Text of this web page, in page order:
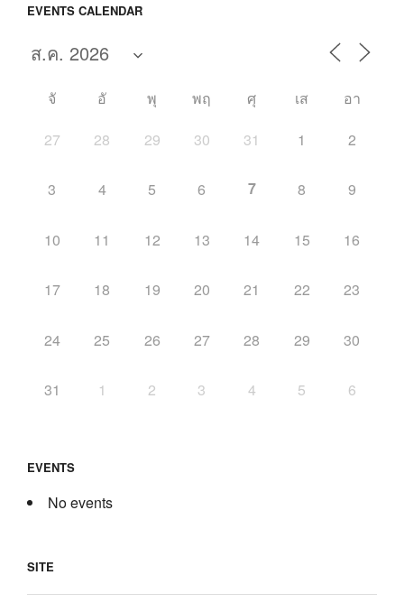
EVENTS CALENDAR
จั อั พุ พฤ ศุ เส
อา
27
28 29 30 31 1 2
3 4 5 6 7 8 9
10 11 12 13 14 15 16
17 18 19 20 21 22 23
24 25 26 27 28 29 30
31 1 2 3 4 5 6
EVENTS
No events
SITE